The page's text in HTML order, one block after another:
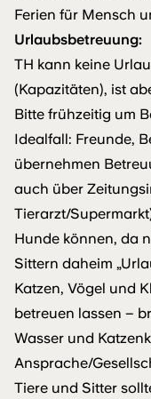
Ferien für Mensch
Urlaubsbetreuung:
TH kann keine
(Kapazitäten), ist
Bitte frühzeitig um
Idealfall: Freunde,
übernehmen
auch über
Tierarzt/
Hunde können, da
Sittern daheim
Katzen, Vögel und
betreuen lassen –
Wasser und
Ansprache/
Tiere und Sitter